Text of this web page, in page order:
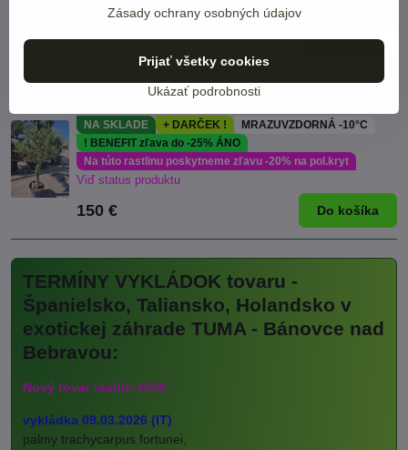
Viď status produktu
150 € Do košíka
Olivovník európsky Joven AKCIA ! perimeter 20-40
NA SKLADE + DARČEK !
MRAZUVZDORNÁ -10°C
! BENEFIT zľava do -25% ÁNO
Na túto rastlinu poskytneme zľavu -20% na pol.kryt
Viď status produktu
150 € Do košíka
TERMÍNY VYKLÁDOK tovaru -
Španielsko, Taliansko, Holandsko v
exotickej záhrade TUMA - Bánovce nad
Bebravou:
Nový tovar rastlín 2026:
vykládka 09.03.2026 (IT)
palmy trachycarpus fortunei,
Zásady ochrany osobných údajov
Ukázať podrobnosti
Prijať všetky cookies